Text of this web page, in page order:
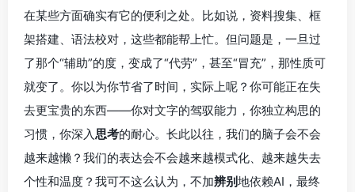
在某些方面确实有它的便利之处。比如说，资料搜集、框
架搭建、语法校对，这些都能帮上忙。但问题是，一旦过
了那个“辅助”的度，变成了“代劳”，甚至“冒充”，那性质可
就变了。你以为你节省了时间，实际上呢？你可能正在失
去更宝贵的东西——你对文字的驾驭能力，你独立构思的
习惯，你深入思考的耐心。长此以往，我们的脑子会不会
越来越懒？我们的表达会不会越来越模式化、越来越失去
个性和温度？我可不这么认为，不加辨别地依赖AI，最终